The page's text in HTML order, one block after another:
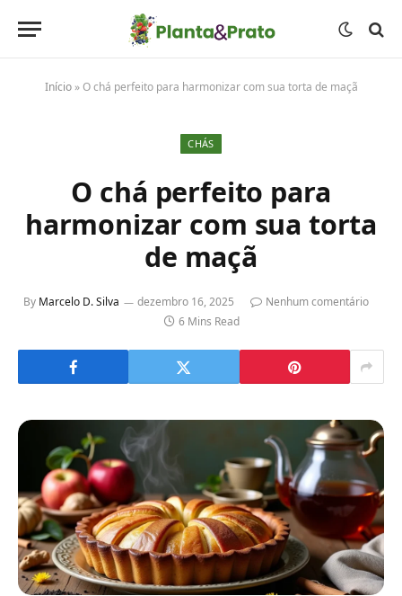
Início»O chá perfeito para harmonizar com sua torta de maçã
CHÁS
O chá perfeito para
harmonizar com sua torta
de maçã
By Marcelo D. Silva dezembro 16, 2025
Nenhum comentário
6 Mins Read